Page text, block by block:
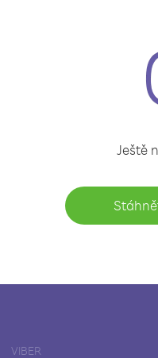
Ještě
VIBER